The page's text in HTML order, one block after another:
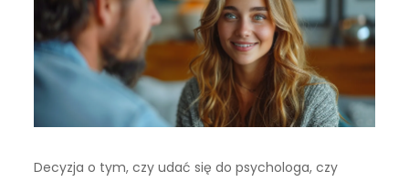
Decyzja o tym, czy udać się do psychologa, czy